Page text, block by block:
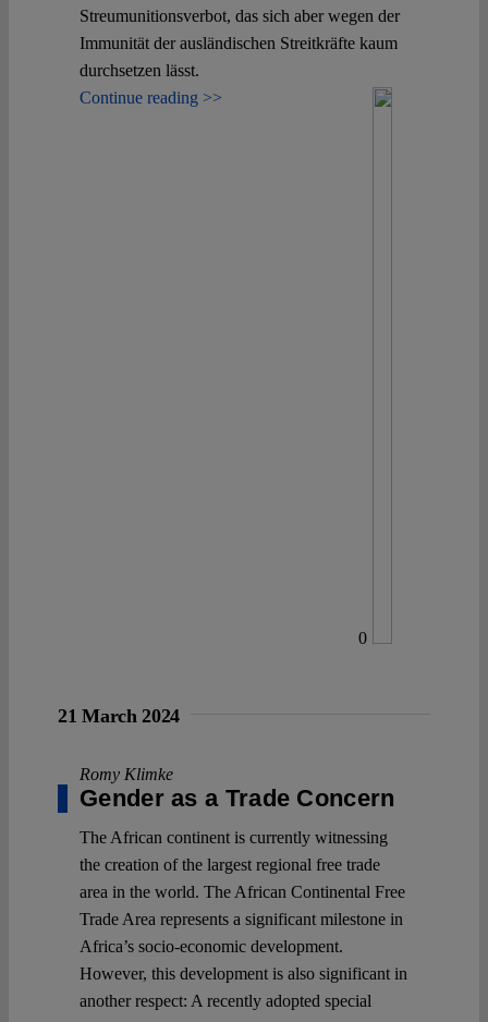
Streumunitionsverbot, das sich aber wegen der
Immunität der ausländischen Streitkräfte kaum
durchsetzen lässt.
Continue reading >>
0
21 March 2024
Romy Klimke
Gender as a Trade Concern
The African continent is currently witnessing
the creation of the largest regional free trade
area in the world. The African Continental Free
Trade Area represents a significant milestone in
Africa’s socio-economic development.
However, this development is also significant in
another respect: A recently adopted special